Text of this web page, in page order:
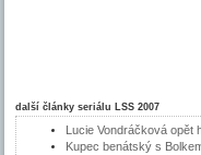
další články seriálu LSS 2007
Lucie Vondráčková
Kupec benátský s